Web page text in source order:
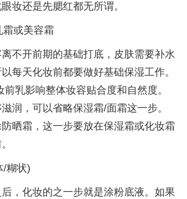
妆还是先腮红都无所谓。
霜或美容霜
不开前期的基础打底，皮肤需要补水
每天化妆前都要做好基础保湿工作。
乳影响整体妆容贴合度和自然度。
润，可以省略保湿霜/面霜这一步。
晒霜，这一步要放在保湿霜或化妆霜
/糊状)
，化妆的之一步就是涂粉底液。如果